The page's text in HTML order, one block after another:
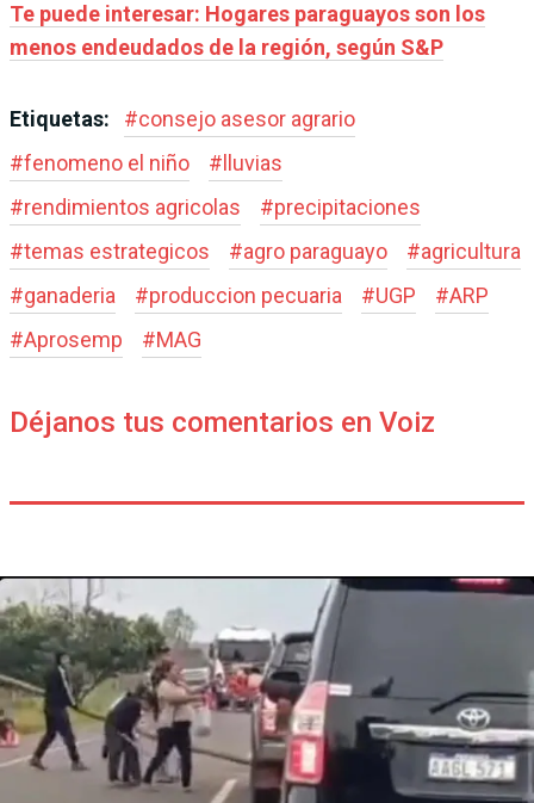
Te puede interesar: Hogares paraguayos son los
menos endeudados de la región, según S&P
Etiquetas: #consejo asesor agrario
#fenomeno el niño # lluvias
#rendimientos agricolas #precipitaciones
#temas estrategicos #agro paraguayo #agricultura
#ganaderia #produccion pecuaria #UGP #ARP
#Aprosemp #MAG
Déjanos tus comentarios en Voiz